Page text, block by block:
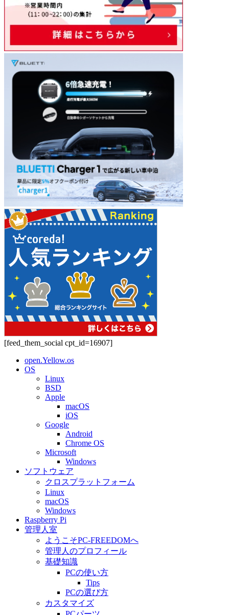
[feed_them_social cpt_id=16907]
open.Yellow.os
OS
Linux
BSD
Apple
macOS
iOS
Google
Android
Chrome OS
Microsoft
Windows
ソフトウェア
クロスプラットフォーム
Linux
macOS
Windows
Raspberry Pi
管理人室
ようこそPC-FREEDOMへ
管理人のプロフィール
基礎知識
PCの使い方
Tips
PCの選び方
カスタマイズ